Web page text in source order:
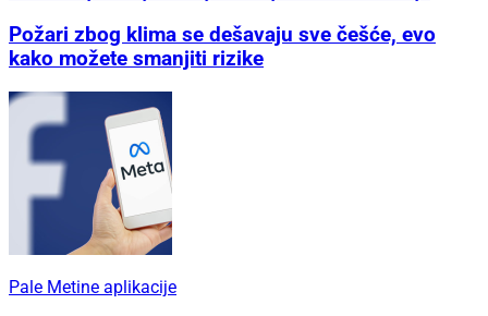
Požari zbog klima se dešavaju sve češće, evo
kako možete smanjiti rizike
Pale Metine aplikacije